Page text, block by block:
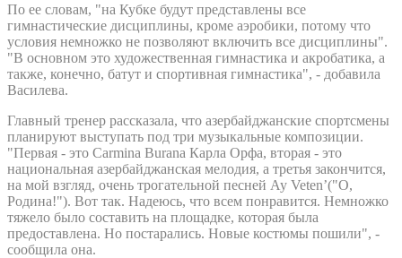
По ее словам, "на Кубке будут представлены все
гимнастические дисциплины, кроме аэробики, потому что
условия немножко не позволяют включить все дисциплины".
"В основном это художественная гимнастика и акробатика, а
также, конечно, батут и спортивная гимнастика", - добавила
Василева.
Главный тренер рассказала, что азербайджанские спортсмены
планируют выступать под три музыкальные композиции.
"Первая - это Carmina Burana Карла Орфа, вторая - это
национальная азербайджанская мелодия, а третья закончится,
на мой взгляд, очень трогательной песней Ay Veten’("О,
Родина!"). Вот так. Надеюсь, что всем понравится. Немножко
тяжело было составить на площадке, которая была
предоставлена. Но постарались. Новые костюмы пошили", -
сообщила она.